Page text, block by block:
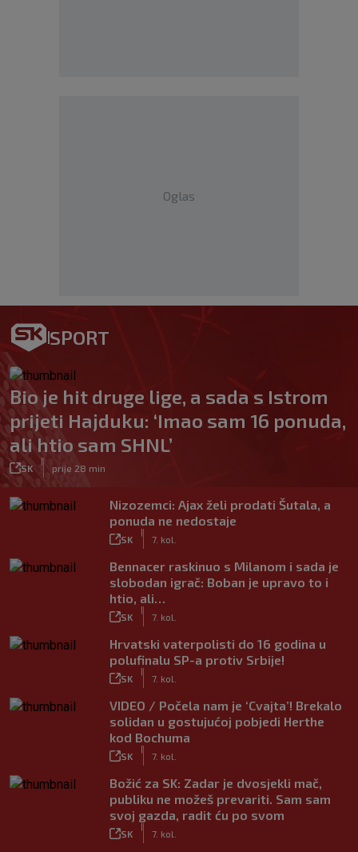
Oglas
SPORT
Bio je hit druge lige, a sada s Istrom
prijeti Hajduku: ‘Imao sam 16 ponuda,
ali htio sam SHNL’
SK prije 28 min
Nizozemci: Ajax želi prodati Šutala, a
ponuda ne nedostaje
SK 7. kol.
Bennacer raskinuo s Milanom i sada je
slobodan igrač: Boban je upravo to i
htio, ali…
SK 7. kol.
Hrvatski vaterpolisti do 16 godina u
polufinalu SP-a protiv Srbije!
SK 7. kol.
VIDEO / Počela nam je ‘Cvajta’! Brekalo
solidan u gostujućoj pobjedi Herthe
kod Bochuma
SK 7. kol.
Božić za SK: Zadar je dvosjekli mač,
publiku ne možeš prevariti. Sam sam
svoj gazda, radit ću po svom
SK 7. kol.